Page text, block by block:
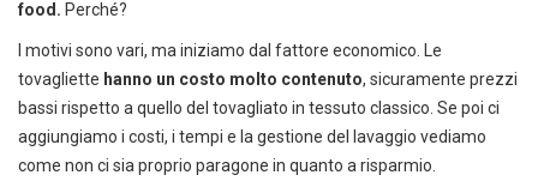
food. Perché?
I motivi sono vari, ma iniziamo dal fattore economico. Le
tovagliette hanno un costo molto contenuto, sicuramente prezzi
bassi rispetto a quello del tovagliato in tessuto classico. Se poi ci
aggiungiamo i costi, i tempi e la gestione del lavaggio vediamo
come non ci sia proprio paragone in quanto a risparmio.